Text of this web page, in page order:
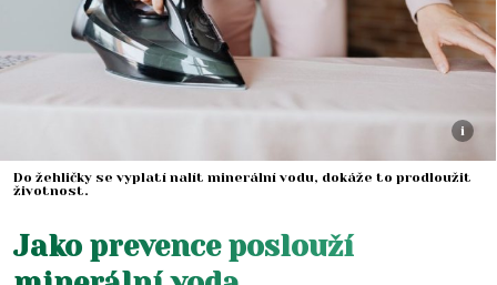
i
Do žehličky se vyplatí nalít minerální vodu, dokáže to prodloužit
životnost.
Jako prevence poslouží